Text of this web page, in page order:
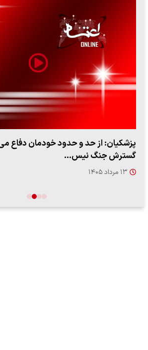
پزشکیان: از حد و حدود خودمان دفاع
گسترش جنگ نیس…
۱۳ مرداد ۱۴۰۵